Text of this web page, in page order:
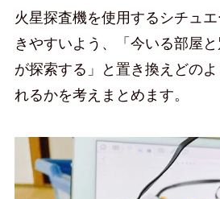
火星探査機を使用するシチュ
きやすいよう、「今いる部屋
が探索する」と置き換えどの
れるかを考えまとめます。